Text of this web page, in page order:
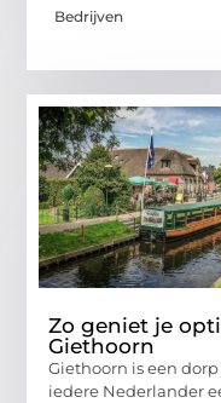
Bedrijven
Zo geniet je
Giethoorn
Giethoorn is een
iedere Nederlander